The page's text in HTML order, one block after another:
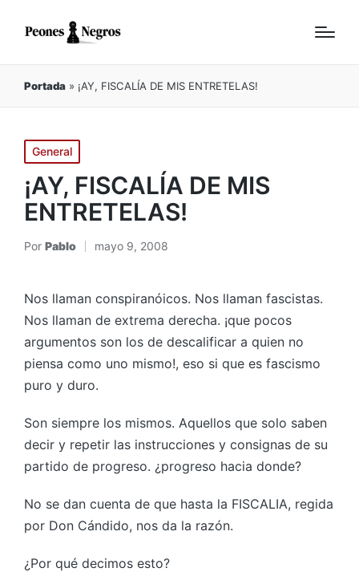
Portada » ¡AY, FISCALÍA DE MIS ENTRETELAS!
Publicado
en
General
¡AY, FISCALÍA DE MIS
ENTRETELAS!
Publicado
Por Pablo mayo 9, 2008
Nos llaman conspiranóicos. Nos llaman fascistas.
Nos llaman de extrema derecha. ¡que pocos
argumentos son los de descalificar a quien no
piensa como uno mismo!, eso si que es fascismo
puro y duro.
Son siempre los mismos. Aquellos que solo saben
decir y repetir las instrucciones y consignas de su
partido de progreso. ¿progreso hacia donde?
No se dan cuenta de que hasta la FISCALIA, regida
por Don Cándido, nos da la razón.
¿Por qué decimos esto?